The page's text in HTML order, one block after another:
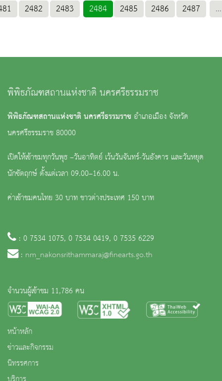
2482 2483 2484 2485 2486 2487 ...
พิพิธภัณฑสถานแห่งชาติ นครศรีธรรมราช
พิพิธภัณฑสถานแห่งชาติ นครศรีธรรมราชอำเภอเมือง จังหวัด
นครศรีธรรมราช 80000
เปิดให้เข้าชมทุกวันพุธ –วันอาทิตย์ เว้นวันจันทร์-วันอังคาร และวันหยุด
นักขัตฤกษ์ ตั้งแต่เวลา 09.00–16.00 น.
ค่าเข้าชมคนไทย 30 บาท ชาวต่างประเทศ 150 บาท
: 0 7534 1075, 0 7534 0419, 0 7535 6229
: nm_nakonsrithammaraj@finearts.go.th
จำนวนผู้เข้าชม 11,786 คน
หน้าหลัก
ข่าวและกิจกรรม
นิทรรศการ